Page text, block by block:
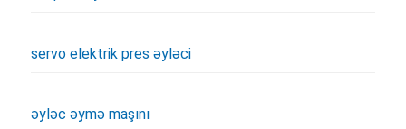
servo elektrik pres əyləci
əyləc əymə maşını